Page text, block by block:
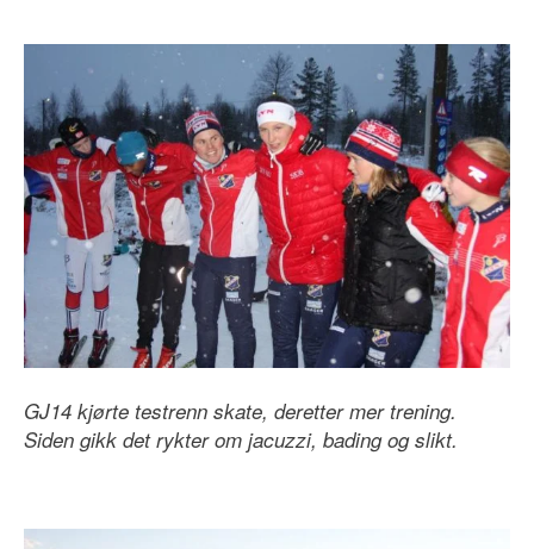
GJ14 kjørte testrenn skate, deretter mer trening.
Siden gikk det rykter om jacuzzi, bading og slikt.